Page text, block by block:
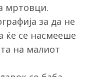
мртовци.
за да не
ќе се насмееше
на малиот